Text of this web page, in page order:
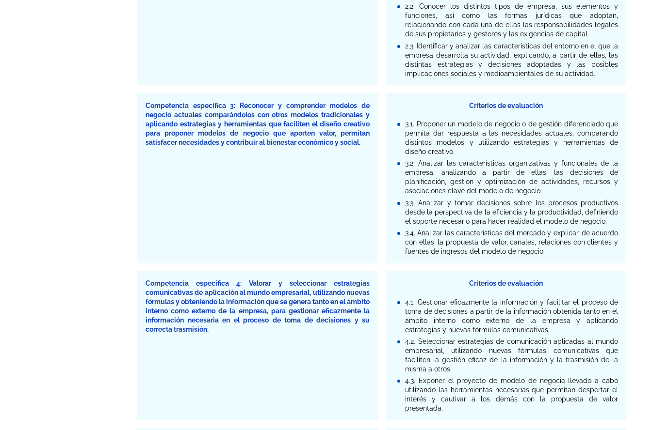
2.2. Conocer los distintos tipos de empresa, sus elementos y
funciones, así como las formas jurídicas que adoptan,
relacionando con cada una de ellas las responsabilidades legales
de sus propietarios y gestores y las exigencias de capital.
2.3. Identificar y analizar las características del entorno en el que la
empresa desarrolla su actividad, explicando, a partir de ellas, las
distintas estrategias y decisiones adoptadas y las posibles
implicaciones sociales y medioambientales de su actividad.
Competencia específica 3: Reconocer y comprender modelos de
negocio actuales comparándolos con otros modelos tradicionales y
aplicando estrategias y herramientas que faciliten el diseño creativo
para proponer modelos de negocio que aporten valor, permitan
satisfacer necesidades y contribuir al bienestar económico y social.
Criterios de evaluación
3.1. Proponer un modelo de negocio o de gestión diferenciado que
permita dar respuesta a las necesidades actuales, comparando
distintos modelos y utilizando estrategias y herramientas de
diseño creativo.
3.2. Analizar las características organizativas y funcionales de la
empresa, analizando a partir de ellas, las decisiones de
planificación, gestión y optimización de actividades, recursos y
asociaciones clave del modelo de negocio.
3.3. Analizar y tomar decisiones sobre los procesos productivos
desde la perspectiva de la eficiencia y la productividad, definiendo
el soporte necesario para hacer realidad el modelo de negocio.
3.4. Analizar las características del mercado y explicar, de acuerdo
con ellas, la propuesta de valor, canales, relaciones con clientes y
fuentes de ingresos del modelo de negocio.
Competencia específica 4: Valorar y seleccionar estrategias
comunicativas de aplicación al mundo empresarial, utilizando nuevas
fórmulas y obteniendo la información que se genera tanto en el ámbito
interno como externo de la empresa, para gestionar eficazmente la
información necesaria en el proceso de toma de decisiones y su
correcta trasmisión.
Criterios de evaluación
4.1. Gestionar eficazmente la información y facilitar el proceso de
toma de decisiones a partir de la información obtenida tanto en el
ámbito interno como externo de la empresa y aplicando
estrategias y nuevas fórmulas comunicativas.
4.2. Seleccionar estrategias de comunicación aplicadas al mundo
empresarial, utilizando nuevas fórmulas comunicativas que
faciliten la gestión eficaz de la información y la trasmisión de la
misma a otros.
4.3. Exponer el proyecto de modelo de negocio llevado a cabo
utilizando las herramientas necesarias que permitan despertar el
interés y cautivar a los demás con la propuesta de valor
presentada.